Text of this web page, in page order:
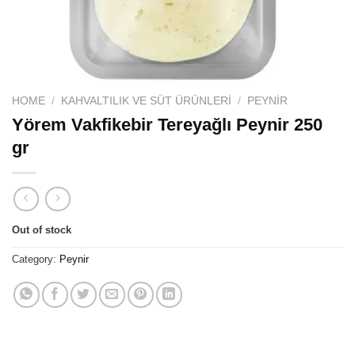
HOME / KAHVALTILIK VE SÜT ÜRÜNLERI / PEYNIR
Yörem Vakfikebir Tereyağlı Peynir 250
gr
Out of stock
Category: Peynir